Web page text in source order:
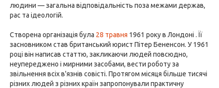
людини — загальна відповідальність поза межами держав,
рас та ідеологій.
Створена організація була 28 травня 1961 року в Лондоні . Її
засновником став британський юрист Пітер Бененсон. У 1961
році він написав статтю, закликаючи людей повсюдно,
неупереджено і мирними засобами, вести роботу за
звільнення всіх в'язнів совісті. Протягом місяця більше тисячі
різних людей з різних країн запропонували практичну